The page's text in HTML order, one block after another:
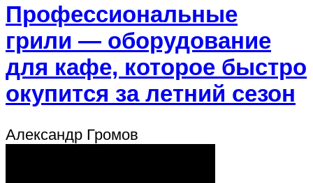
Профессиональные
грили — оборудование
для кафе, которое быстро
окупится за летний сезон
Александр Громов